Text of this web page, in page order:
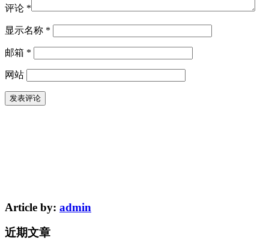
评论 *
显示名称 *
邮箱 *
网站
Article by: admin
近期文章